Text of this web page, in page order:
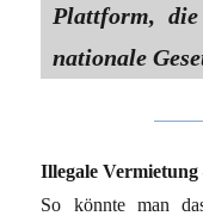
Plattform,
nationale
Illegale
So könnte man